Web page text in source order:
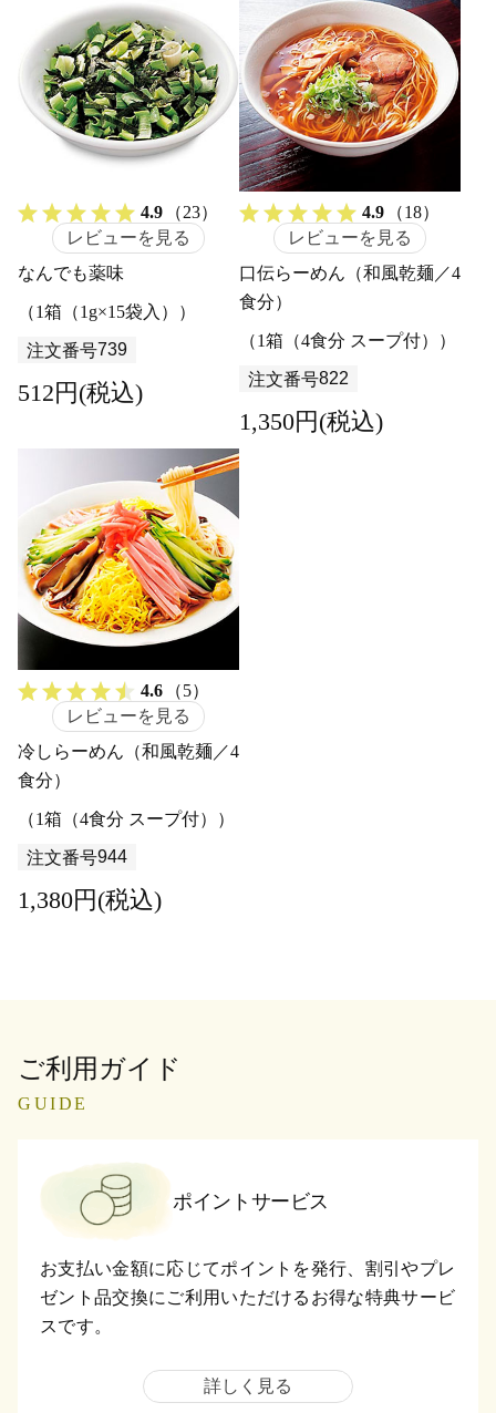
4.9
（23）
レビューを見る
なんでも薬味
（1箱（1g×15袋入））
注文番号739
512円(税込)
4.9
（18）
レビューを見る
口伝らーめん（和風乾麺／4
食分）
（1箱（4食分 スープ付））
注文番号822
1,350円(税込)
4.6
（5）
レビューを見る
冷しらーめん（和風乾麺／4
食分）
（1箱（4食分 スープ付））
注文番号944
1,380円(税込)
ご利用ガイド
GUIDE
ポイントサービス
お支払い金額に応じてポイントを発行、割引やプレ
ゼント品交換にご利用いただけるお得な特典サービ
スです。
詳しく見る